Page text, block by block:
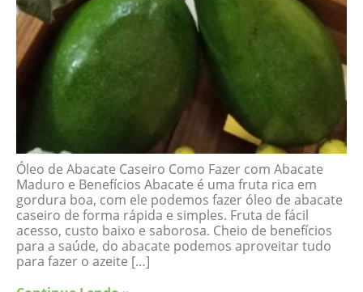
Óleo de Abacate Caseiro Como Fazer com Abacate
Maduro e Benefícios Abacate é uma fruta rica em
gordura boa, com ele podemos fazer óleo de abacate
caseiro de forma rápida e simples. Fruta de fácil
acesso, custo baixo e saborosa. Cheio de benefícios
para a saúde, do abacate podemos aproveitar tudo
para fazer o azeite […]